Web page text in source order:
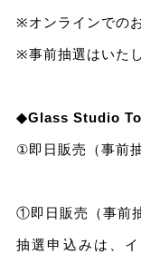
※オンラインでの
※事前抽選はいた
◆Glass Studio
①即⽇販売（事前
①即⽇販売（事前
抽選申込みは、